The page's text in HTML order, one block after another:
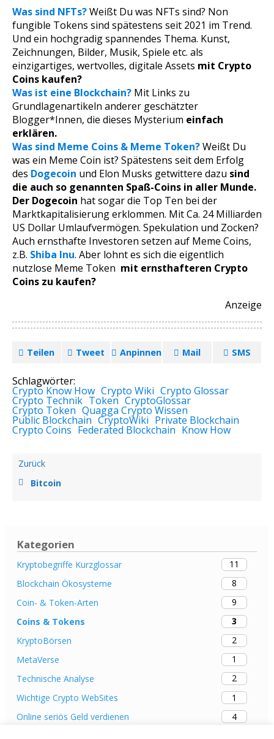
Kategorien
Kryptobegriffe Kurzglossar
11
Blockchain Ökosysteme
8
Coin- & Token-Arten
9
Coins & Tokens
3
KryptoBörsen
2
MetaVerse
1
Technische Analyse
2
Wichtige Crypto WebSites
1
Online seriös Geld verdienen
4
Was sind NFTs?Weißt Du was NFTs sind? Non
fungible Tokens sind spätestens seit 2021 im Trend.
Und ein hochgradig spannendes Thema. Kunst,
Zeichnungen, Bilder, Musik, Spiele etc. als
einzigartiges, wertvolles, digitale Assets mit Crypto
Coins kaufen?
Was ist eine Blockchain? Mit Links zu
Grundlagenartikeln anderer geschätzter
Blogger*Innen, die dieses Mysterium einfach
erklären.
Was sind Meme Coins & Meme Token?Weißt Du
was ein Meme Coin ist? Spätestens seit dem Erfolg
des Dogecoin und Elon Musks getwittere dazu sind
die auch so genannten Spaß-Coins in aller Munde.
Der Dogecoin hat sogar die Top Ten bei der
Marktkapitalisierung erklommen. Mit Ca. 24 Milliarden
US Dollar Umlaufvermögen. Spekulation und Zocken?
Auch ernsthafte Investoren setzen auf Meme Coins,
z.B. Shiba Inu. Aber lohnt es sich die eigentlich
nutzlose Meme Token mit ernsthafteren Crypto
Coins zu kaufen?
Anzeige
Teilen Tweet Anpinnen Mail SMS
Schlagwörter:
Crypto Know How Crypto Wiki Crypto Glossar
Crypto Technik Token CryptoGlossar
Crypto Token Quagga Crypto Wissen
Public Blockchain CryptoWiki Private Blockchain
Crypto Coins Federated Blockchain Know How
Zurück
Bitcoin